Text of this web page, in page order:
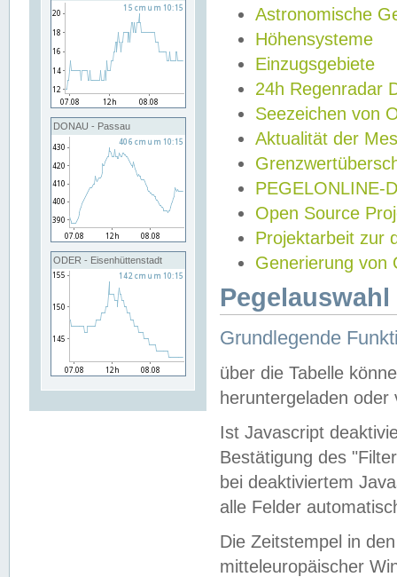
DONAU - Passau
ODER - Eisenhüttenstadt
Astronomische
Höhensysteme
Einzugsgebiete
24h Regenradar
Seezeichen von
Aktualität der
PEGELONLINE-
Open Source
Projektarbeit zur
Generierung von
Grundlegende
über die Tabelle
heruntergeladen oder
Ist Javascript
Bestätigung des
bei deaktiviertem
alle Felder
Die Zeitstempel in
mitteleuropäischer